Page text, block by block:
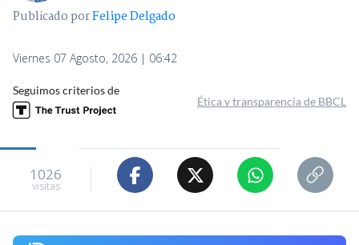
Publicado porFelipe Delgado
Viernes 07 Agosto, 2026 | 06:42
Seguimos criterios de
Ética y transparencia de BBCL
1026
visitas